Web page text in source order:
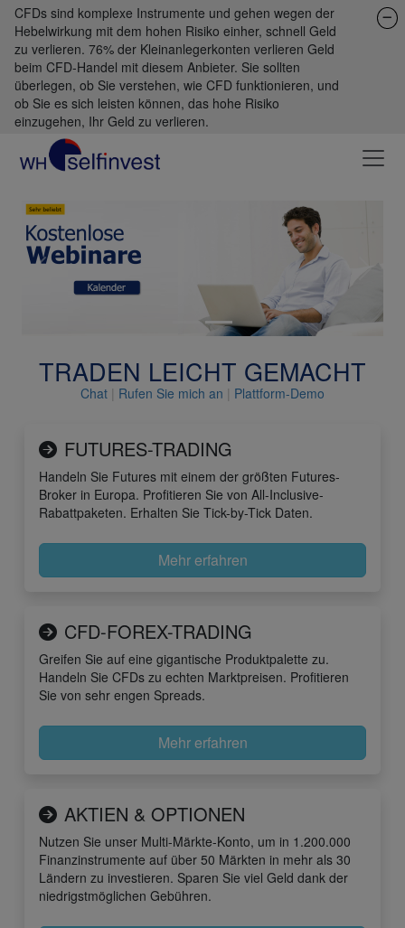
CFDs sind komplexe Instrumente und gehen wegen der
Hebelwirkung mit dem hohen Risiko einher, schnell Geld
zu verlieren. 76% der Kleinanlegerkonten verlieren Geld
beim CFD-Handel mit diesem Anbieter. Sie sollten
überlegen, ob Sie verstehen, wie CFD funktionieren, und
ob Sie es sich leisten können, das hohe Risiko
einzugehen, Ihr Geld zu verlieren.
Previous
TRADEN LEICHT GEMACHT
Chat | Rufen Sie mich an | Plattform-Demo
FUTURES-TRADING
Handeln Sie Futures mit einem der größten Futures-
Broker in Europa. Profitieren Sie von All-Inclusive-
Rabattpaketen. Erhalten Sie Tick-by-Tick Daten.
Mehr erfahren
CFD-FOREX-TRADING
Greifen Sie auf eine gigantische Produktpalette zu.
Handeln Sie CFDs zu echten Marktpreisen. Profitieren
Sie von sehr engen Spreads.
Mehr erfahren
AKTIEN & OPTIONEN
Nutzen Sie unser Multi-Märkte-Konto, um in 1.200.000
Finanzinstrumente auf über 50 Märkten in mehr als 30
Ländern zu investieren. Sparen Sie viel Geld dank der
niedrigstmöglichen Gebühren.